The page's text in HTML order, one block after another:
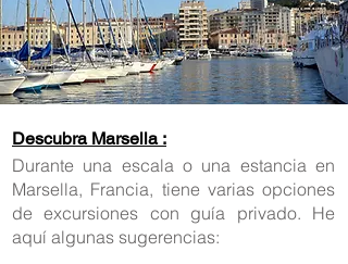
Descubra Marsella :
Durante una escala o una estancia en
Marsella, Francia, tiene varias opciones
de excursiones con guía privado. He
aquí algunas sugerencias: